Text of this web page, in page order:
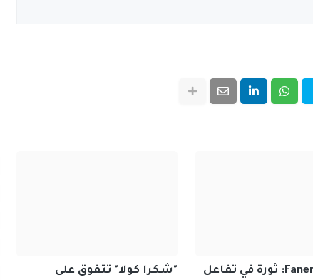
منصة Fanera: ثورة في تفاعل
"شكرا كولا" تتفوق على